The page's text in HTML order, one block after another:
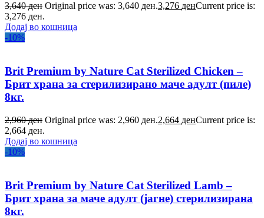
3,640ден Original price was: 3,640 ден.3,276 денCurrent price is:
3,276 ден.
Додај во кошница
-10%
Brit Premium by Nature Cat Sterilized Chicken –
Брит храна за стерилизирано маче адулт (пиле)
8кг.
2,960ден Original price was: 2,960 ден.2,664 денCurrent price is:
2,664 ден.
Додај во кошница
-10%
Brit Premium by Nature Cat Sterilized Lamb –
Брит храна за маче адулт (јагне) стерилизирана
8кг.